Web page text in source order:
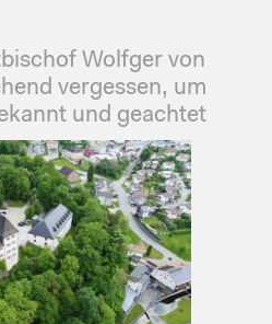
Wolfger von
vergessen, um
und geachtet